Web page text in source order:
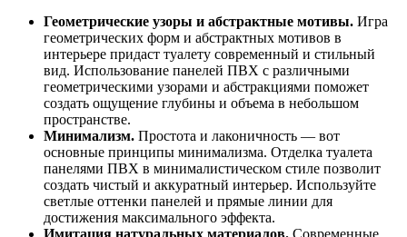
Геометрические узоры и абстрактные мотивы. Игра
геометрических форм и абстрактных мотивов в
интерьере придаст туалету современный и стильный
вид. Использование панелей ПВХ с различными
геометрическими узорами и абстракциями поможет
создать ощущение глубины и объема в небольшом
пространстве.
Минимализм. Простота и лаконичность — вот
основные принципы минимализма. Отделка туалета
панелями ПВХ в минималистическом стиле позволит
создать чистый и аккуратный интерьер. Используйте
светлые оттенки панелей и прямые линии для
достижения максимального эффекта.